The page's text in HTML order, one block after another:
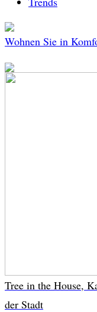
Wohnen Sie in
Tree in the House,
der Stadt